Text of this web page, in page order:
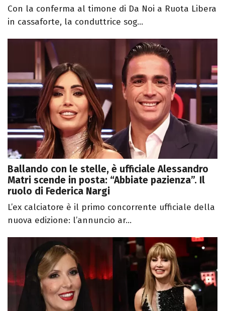
Con la conferma al timone di Da Noi a Ruota Libera
in cassaforte, la conduttrice sog...
Ballando con le stelle, è ufficiale Alessandro
Matri scende in posta: “Abbiate pazienza”. Il
ruolo di Federica Nargi
L’ex calciatore è il primo concorrente ufficiale della
nuova edizione: l’annuncio ar...